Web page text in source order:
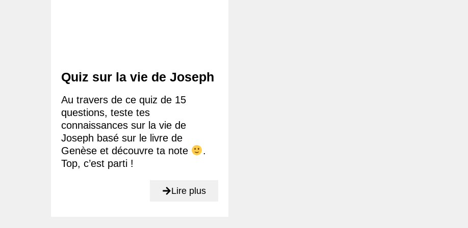
Quiz sur la vie de Joseph
Au travers de ce quiz de 15
questions, teste tes
connaissances sur la vie de
Joseph basé sur le livre de
Genèse et découvre ta note
.
Top, c’est parti !
Lire plus